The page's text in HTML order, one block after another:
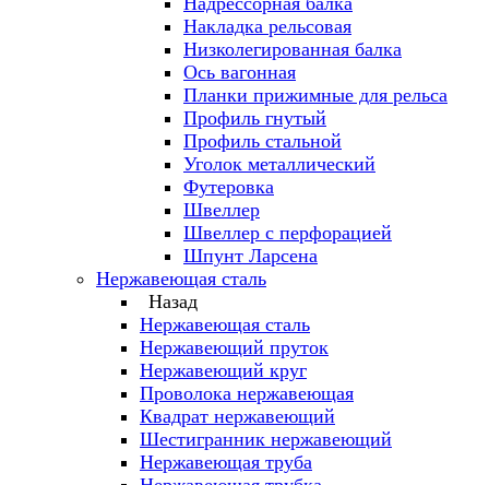
Накладка рельсовая
Низколегированная балка
Ось вагонная
Планки прижимные для рельса
Профиль гнутый
Профиль стальной
Уголок металлический
Футеровка
Швеллер
Швеллер с перфорацией
Шпунт Ларсена
Нержавеющая сталь
Назад
Нержавеющая сталь
Нержавеющий пруток
Нержавеющий круг
Проволока нержавеющая
Квадрат нержавеющий
Шестигранник нержавеющий
Нержавеющая труба